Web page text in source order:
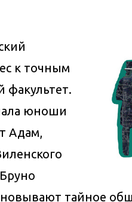
к точным
факультет.
юноши
Адам,
тайное